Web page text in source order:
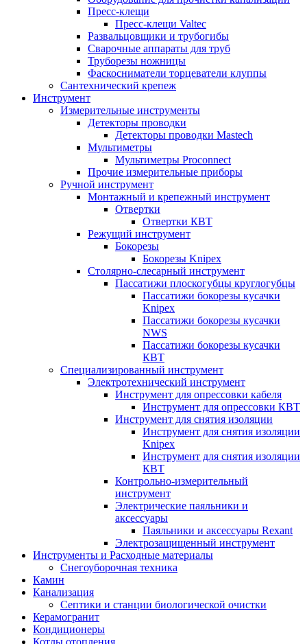
Пресс-клещи
Пресс-клещи Valtec
Развальцовщики и трубогибы
Сварочные аппараты для труб
Труборезы ножницы
Фаскосниматели торцеватели клуппы
Сантехнический крепеж
Инструмент
Измерительные инструменты
Детекторы проводки
Детекторы проводки Mastech
Мультиметры
Мультиметры Proconnect
Прочие измерительные приборы
Ручной инструмент
Монтажный и крепежный инструмент
Отвертки
Отвертки КВТ
Режущий инструмент
Бокорезы
Бокорезы Knipex
Столярно-слесарный инструмент
Пассатижи плоскогубцы круглогубцы
Пассатижи бокорезы кусачки
Knipex
Пассатижи бокорезы кусачки
NWS
Пассатижи бокорезы кусачки
КВТ
Специализированный инструмент
Электротехнический инструмент
Инструмент для опрессовки кабеля
Инструмент для опрессовки КВТ
Инструмент для снятия изоляции
Инструмент для снятия изоляции
Knipex
Инструмент для снятия изоляции
КВТ
Контрольно-измерительный
инструмент
Электрические паяльники и
аксессуары
Паяльники и аксессуары Rexant
Электрозащищенный инструмент
Инструменты и Расходные материалы
Снегоуборочная техника
Камин
Канализация
Септики и станции биологической очистки
Керамогранит
Кондиционеры